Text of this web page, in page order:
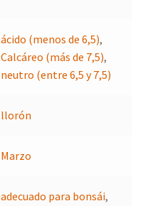
ácido (menos de 6,5),
Calcáreo (más de 7,5),
neutro (entre 6,5 y 7,5)
llorón
Marzo
adecuado para bonsái,